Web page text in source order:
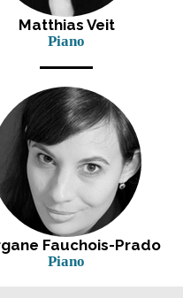
Matthias Veit
Piano
Fauchois-Prado
Piano